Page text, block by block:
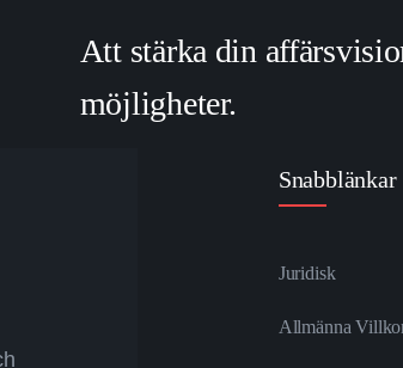
Att stärka din
möjligheter.
Snabblänkar
Juridisk
Allmänna